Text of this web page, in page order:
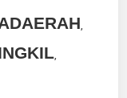
,
,